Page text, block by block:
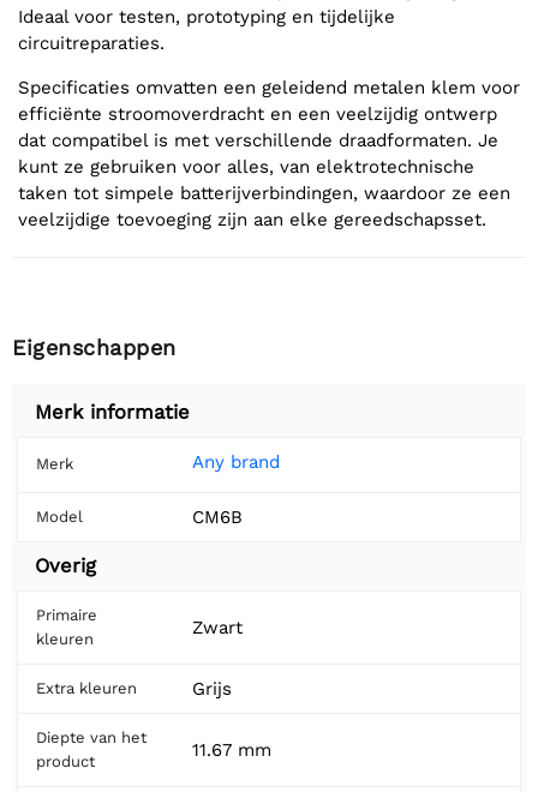
Ideaal voor testen, prototyping en tijdelijke
circuitreparaties.
Specificaties omvatten een geleidend metalen klem voor
efficiënte stroomoverdracht en een veelzijdig ontwerp
dat compatibel is met verschillende draadformaten. Je
kunt ze gebruiken voor alles, van elektrotechnische
taken tot simpele batterijverbindingen, waardoor ze een
veelzijdige toevoeging zijn aan elke gereedschapsset.
Eigenschappen
Merk informatie
Merk Any brand
Model CM6B
Overig
Primaire
kleuren
Zwart
Extra kleuren Grijs
Diepte van het
product
11.67 mm